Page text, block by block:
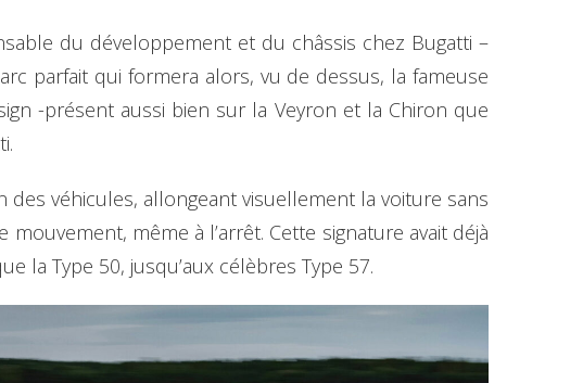
du développement et du châssis chez Bugatti –
parfait qui formera alors, vu de dessus, la fameuse
-présent aussi bien sur la Veyron et la Chiron que
véhicules, allongeant visuellement la voiture sans
même à l’arrêt. Cette signature avait déjà
la Type 50, jusqu’aux célèbres Type 57.